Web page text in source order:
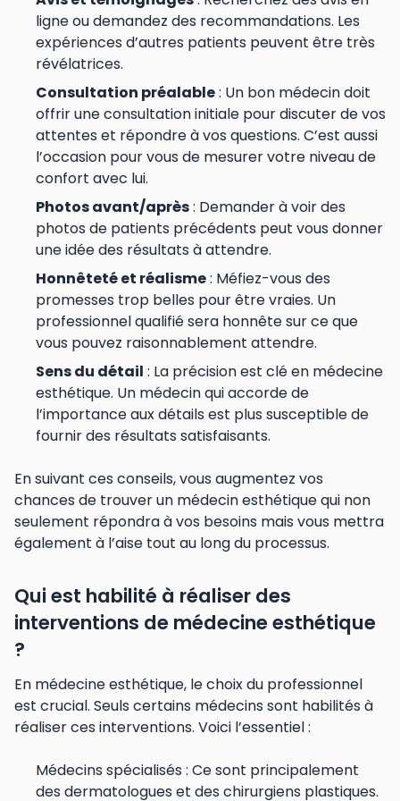
ligne ou demandez des recommandations. Les
expériences d’autres patients peuvent être très
révélatrices.
Consultation préalable: Un bon médecin doit
offrir une consultation initiale pour discuter de vos
attentes et répondre à vos questions. C’est aussi
l’occasion pour vous de mesurer votre niveau de
confort avec lui.
Photos avant/après: Demander à voir des
photos de patients précédents peut vous donner
une idée des résultats à attendre.
Honnêteté et réalisme: Méfiez-vous des
promesses trop belles pour être vraies. Un
professionnel qualifié sera honnête sur ce que
vous pouvez raisonnablement attendre.
Sens du détail : La précision est clé en médecine
esthétique. Un médecin qui accorde de
l’importance aux détails est plus susceptible de
fournir des résultats satisfaisants.
En suivant ces conseils, vous augmentez vos
chances de trouver un médecin esthétique qui non
seulement répondra à vos besoins mais vous mettra
également à l’aise tout au long du processus.
Qui est habilité à réaliser des
interventions de médecine esthétique
?
En médecine esthétique, le choix du professionnel
est crucial. Seuls certains médecins sont habilités à
réaliser ces interventions. Voici l’essentiel :
Médecins spécialisés : Ce sont principalement
des dermatologues et des chirurgiens plastiques.